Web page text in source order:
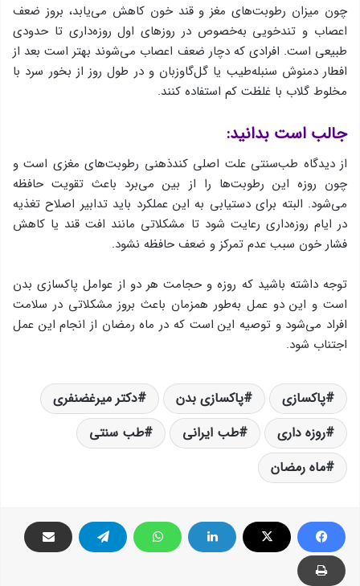
چون میزان رطوبت‌های مغز و قند خون کاهش می‌یابد، بروز ضعف
اعصاب و تندخویی به‌‌خصوص در روزهای اول روزه‌داری تا حدودی
طبیعی است. افرادی که دچار ضعف اعصاب می‌شوند بهتر است بعد از
افطار دمنوش سنبله‌طیب یا گل‌گاوزبان و در طول روز از بخور سرد با
مخلوط گلاب با غلظت کم استفاده کنند.
جالب است بدانید:
از دیدگاه طب‌سنتی علت اصلی کند‌ذهنی رطوبت‌های مغزی است و
چون روزه این رطوبت‌ها را از بین می‌برد باعث تقویت حافظه
می‌شود. البته برای دستیابی به این عملکرد باید تدابیر اصلاح تغذیه
در ایام روزه‌داری رعایت شود تا مشکلاتی مانند افت قند یا کاهش
فشار خون سبب عدم تمرکز و ضعف حافظه نشود.
توجه داشته باشید که روزه و حجامت هر دو از عوامل پاکسازی بدن
است و این دو عمل به‌طور همزمان باعث بروز مشکلاتی در سلامت
افراد می‌شود و توصیه این است که در ماه رمضان از انجام این عمل
اجتناب شود.
پاکسازی پاکسازی بدن
دکتر میرغضنفری
روزه داری
طب ایرانی
طب سنتی
ماه رمضان